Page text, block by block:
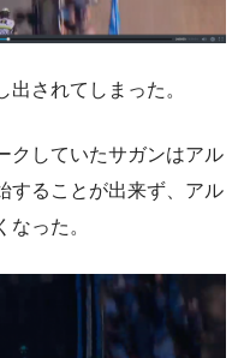
されてしまった。
クしていたサガンはアル
することが出来ず、アル
った。